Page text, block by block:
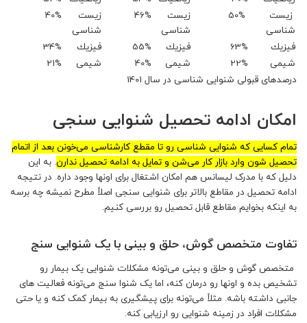
زیست
شناسی
زیست
شناسی
46%
زیست
شناسی
40%
فيزيك 63% فيزيك 55% فيزيك
34%
شیمی
22% شیمی 40% شیمی
21%
درصدهای قبولی شنوایی شناسی در سال 1401
امکان ادامه تحصیل شنوایی سنجی
تمام کسایی که شنوایی شناسی رو تا مقطع کارشناسی می‌خونن بعد از اتمام
تحصیل شون وارد بازار کار می‌شن و تمایل به ادامه تحصیل ندارن. به این
دلیل که با مدرک لیسانس هم امکان اشتغال برای اونها وجود داره. در نتیجه
ادامه تحصیل در مقاطع بالاتر برای شنوایی سنجی اصلاً مطرح نمیشه چه برسه
به اینکه بخوایم مقاطع قابل تحصیل رو بررسی کنیم.
تفاوت متخصص گوش، حلق و بینی با یک شنوایی سنج
متخصص گوش و حلق و بینی می‌تونه مشکلات شنوایی یک بیمار رو
تشخیص بده و اونها رو درمان کنه، اما یک شنوا سنج می‌تونه فعالیت های
جانبی داشته باشه. مثلاً می‌تونه برای پیشگیری به بیمار کمک کنه و یا حتی
مشکلات افراد در زمینه شنوایی رو ارزیابی کنه.